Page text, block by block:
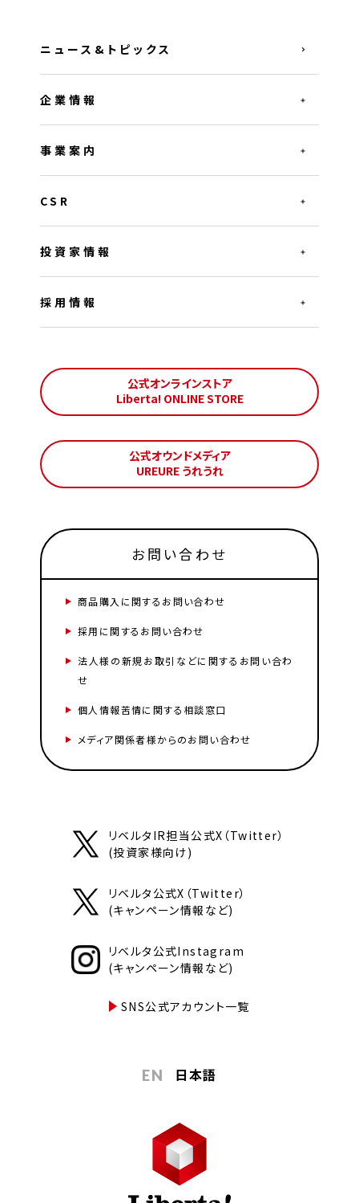
ニュース&トピックス
企業情報
事業案内
CSR
投資家情報
採用情報
公式オンラインストア
Liberta! ONLINE STORE
公式オウンドメディア
UREURE うれうれ
お問い合わせ
商品購入に関するお問い合わせ
採用に関するお問い合わせ
法人様の新規お取引などに関するお問い合わ
せ
個人情報苦情に関する相談窓口
メディア関係者様からのお問い合わせ
リベルタIR担当公式X（Twitter）
(投資家様向け)
リベルタ公式X（Twitter）
(キャンペーン情報など)
リベルタ公式Instagram
(キャンペーン情報など)
SNS公式アカウント一覧
EN 日本語